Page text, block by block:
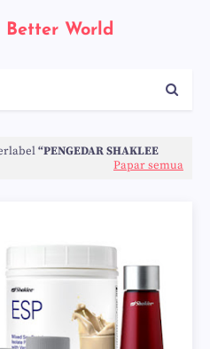
Better World
PENGEDAR SHAKLEE
Papar semua